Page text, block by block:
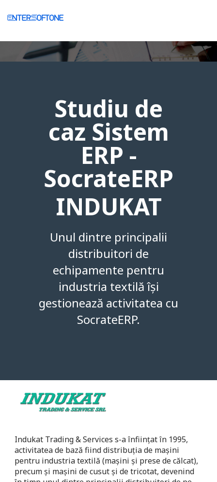
Studiu de
caz Sistem
ERP -
SocrateERP
INDUKAT
Unul dintre principalii
distribuitori de
echipamente pentru
industria textilă își
gestionează activitatea cu
SocrateERP.
Indukat Trading & Services s-a înființat în 1995,
activitatea de bază fiind distribuția de mașini
pentru industria textilă (mașini și prese de călcat),
precum și mașini de cusut și de tricotat, devenind